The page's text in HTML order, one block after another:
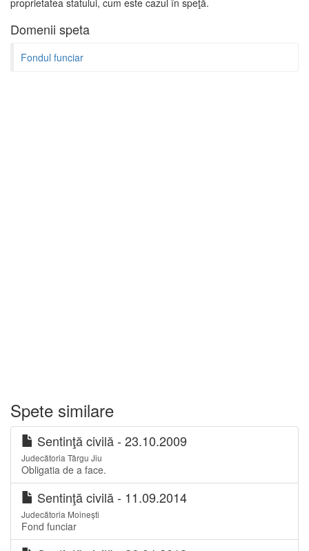
proprietatea statului, cum este cazul în speţă.
Domenii speta
Fondul funciar
Spete similare
Sentinţă civilă - 23.10.2009
Judecătoria Târgu Jiu
Obligatia de a face.
Sentinţă civilă - 11.09.2014
Judecătoria Moinești
Fond funciar